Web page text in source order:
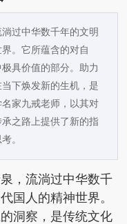
过中华数千年的文明
。它所蕴含的对自
具价值的部分。助力
下焕发新的生机，是
家九戒老师，以其对
之路上提供了新的指
。
，流淌过中华数千
国人的精神世界。
洞察，是传统文化